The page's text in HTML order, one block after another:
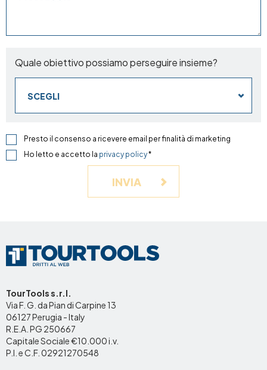
Quale obiettivo possiamo perseguire insieme?
SCEGLI
Presto il consenso a ricevere email per finalità di marketing
Ho letto e accetto la privacy policy*
INVIA
TourTools s.r.l.
Via F. G. da Pian di Carpine 13
06127 Perugia - Italy
R.E.A. PG 250667
Capitale Sociale €10.000 i.v.
P.I. e C.F. 02921270548